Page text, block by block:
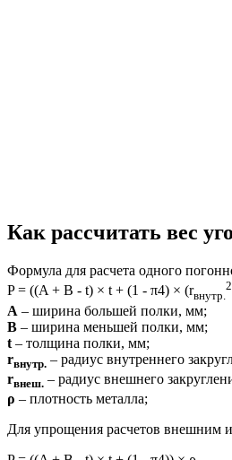
Как рассчитать вес
Формула для расчета одного
P = ((A + B - t) × t + (1 - π4) × (rвнутр.
2
А – ширина большей полки, мм;
B – ширина меньшей полки, мм;
t – толщина полки, мм;
rвнутр. – радиус внутреннего
rвнеш. – радиус внешнего
ρ – плотность металла;
Для упрощения расчетов внешним